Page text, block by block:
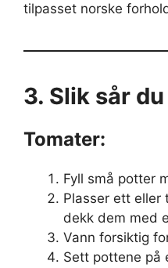
tilpasset norske
3. Slik sår
Tomater:
Fyll små potter
Plasser ett eller
dekk dem med
Vann forsiktig
Sett pottene på